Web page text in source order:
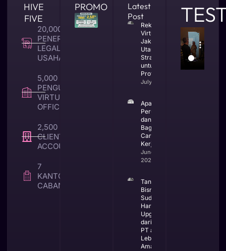
HIVE
FIVE
20,000 +
PENERBITAN
LEGALITAS
USAHA
5,000 +
PENGUNA
VIRTUAL
OFFICE
2,500 +
CLIENT TAX &
ACCOUNTING
7
KANTOR
CABANG
PROMO
Latest
Post
Rekomendasi
Virtual Office
Jakarta
Utara yang
Strategis
untuk Bisnis
Profesional
July 23, 2026
Apa Itu CV
Perusahaan
dan
Bagaimana
Cara
Kerjanya
June 25,
2026
Tanda
Bisnis
Sudah
Harus
Upgrade
dari CV ke
PT agar
Lebih
Aman dan